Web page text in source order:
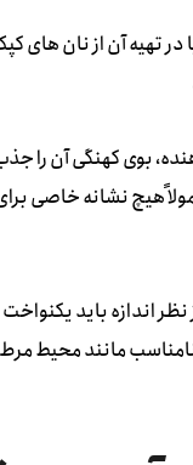
تهیه آن از نان
بوی کهنگی آن را
هیچ نشانه خاصی
اندازه باید
مانند محیط